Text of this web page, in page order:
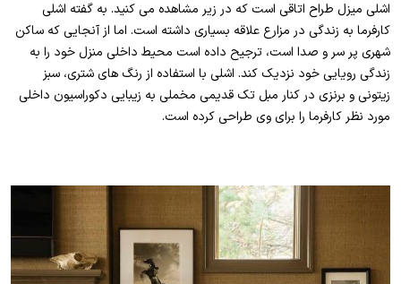
اشلی میزل طراح اتاقی است که در زیر مشاهده می کنید. به گفته اشلی
کارفرما به زندگی در مزارع علاقه بسیاری داشته است. اما از آنجایی که ساکن
شهری پر سر و صدا است، ترجیح داده است محیط داخلی منزل خود را به
زندگی رویایی خود نزدیک کند. اشلی با استفاده از رنگ های شتری، سبز
زیتونی و برنزی در کنار مبل تک قدیمی مخملی به زیبایی دکوراسیون داخلی
مورد نظر کارفرما را برای وی طراحی کرده است.